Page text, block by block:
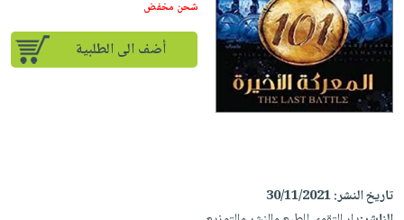
إختياراتنا
كتب
أكاديمية
صندوق
iKitab
بلا
حدود
أسئلة
iKitab
أسئلة
يتكرر
طرحها
تحميل
masmu3
تحميل
masmu3
المواضيع
الأكثر
مبيعاً
إختياراتنا
صندوق
القراءة
تعليمية
الصحة
والعناية
أجهزةالمطبخ
شحن مخفض
أضف الى الطلبية
تاريخ النشر:30/11/2021